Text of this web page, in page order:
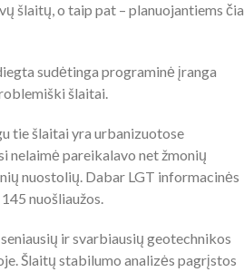
šlaitų, o taip pat – planuojantiems čia
sudėtinga programinė įranga
šlaitai.
tie šlaitai yra urbanizuotose
nelaimė pareikalavo net žmonių
nuostolių. Dabar LGT informacinės
nuošliaužos.
ir svarbiausių geotechnikos
Šlaitų stabilumo analizės pagrįstos